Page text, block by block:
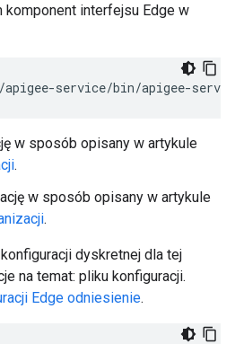
komponent interfejsu Edge w
apigee-service/bin/apigee-
w sposób opisany w artykule
.
w sposób opisany w artykule
.
dyskretnej dla tej
na temat: pliku konfiguracji.
Edge odniesienie.